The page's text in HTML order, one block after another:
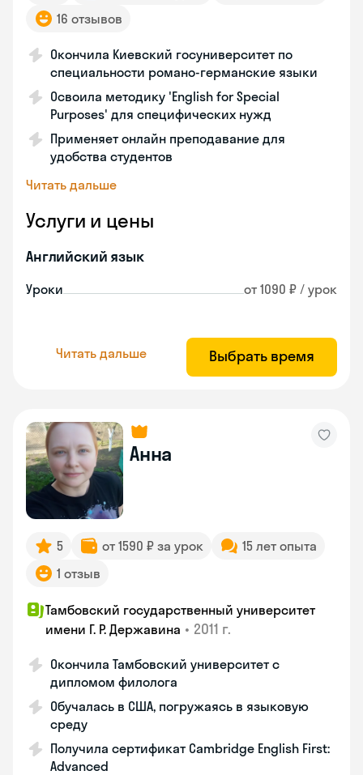
16 отзывов
Окончила Киевский госуниверситет по
специальности романо-германские языки
Освоила методику 'English for Special
Purposes' для специфических нужд
Применяет онлайн преподавание для
удобства студентов
Читать дальше
Услуги и цены
Английский язык
Уроки от 1090 ₽ / урок
Читать дальше Выбрать время
Анна
5 от 1590 ₽ за урок
15 лет опыта
1 отзыв
Тамбовский государственный университет
имени Г. Р. Державина • 2011 г.
Окончила Тамбовский университет с
дипломом филолога
Обучалась в США, погружаясь в языковую
среду
Получила сертификат Cambridge English First:
Advanced